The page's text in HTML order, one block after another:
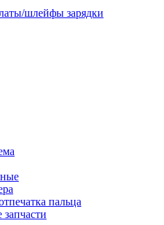
шлейфы зарядки
пальца